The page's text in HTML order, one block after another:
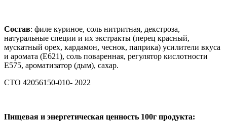
Состав: филе куриное, соль нитритная, декстроза,
натуральные специи и их экстракты (перец красный,
мускатный орех, кардамон, чеснок, паприка) усилители вкуса
и аромата (Е621), соль поваренная, регулятор кислотности
Е575, ароматизатор (дым), сахар.
СТО 42056150-010- 2022
Пищевая и энергетическая ценность 100г продукта: